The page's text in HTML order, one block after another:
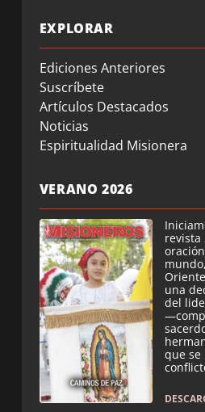
EXPLORAR
Ediciones Anteriores
Suscríbete
Artículos Destacados
Noticias
Espiritualidad Misionera
VERANO 2026
revista
una
del
que se